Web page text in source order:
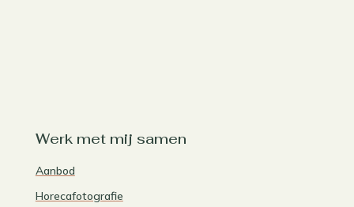
Werk met mij samen
Aanbod
Horecafotografie